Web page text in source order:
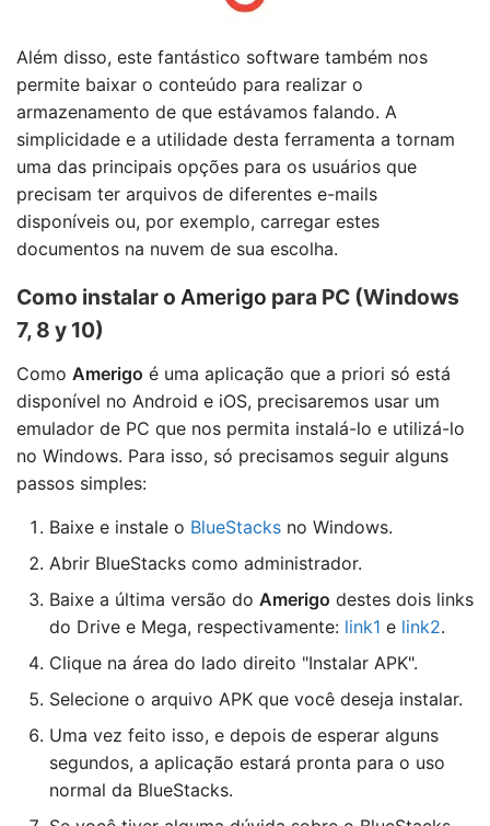
Além disso, este fantástico software também nos
permite baixar o conteúdo para realizar o
armazenamento de que estávamos falando. A
simplicidade e a utilidade desta ferramenta a tornam
uma das principais opções para os usuários que
precisam ter arquivos de diferentes e-mails
disponíveis ou, por exemplo, carregar estes
documentos na nuvem de sua escolha.
Como instalar o Amerigo para PC (Windows
7, 8 y 10)
Como Amerigo é uma aplicação que a priori só está
disponível no Android e iOS, precisaremos usar um
emulador de PC que nos permita instalá-lo e utilizá-lo
no Windows. Para isso, só precisamos seguir alguns
passos simples:
Baixe e instale o BlueStacks no Windows.
Abrir BlueStacks como administrador.
Baixe a última versão do Amerigo destes dois links
do Drive e Mega, respectivamente: link1 e link2.
Clique na área do lado direito "Instalar APK".
Selecione o arquivo APK que você deseja instalar.
Uma vez feito isso, e depois de esperar alguns
segundos, a aplicação estará pronta para o uso
normal da BlueStacks.